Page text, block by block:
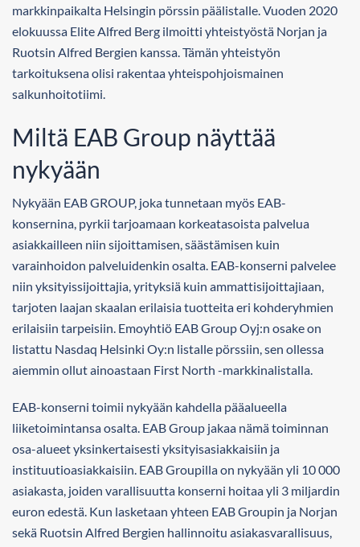
markkinpaikalta Helsingin pörssin päälistalle. Vuoden 2020
elokuussa Elite Alfred Berg ilmoitti yhteistyöstä Norjan ja
Ruotsin Alfred Bergien kanssa. Tämän yhteistyön
tarkoituksena olisi rakentaa yhteispohjoismainen
salkunhoitotiimi.
Miltä EAB Group näyttää
nykyään
Nykyään EAB GROUP, joka tunnetaan myös EAB-
konsernina, pyrkii tarjoamaan korkeatasoista palvelua
asiakkailleen niin sijoittamisen, säästämisen kuin
varainhoidon palveluidenkin osalta. EAB-konserni palvelee
niin yksityissijoittajia, yrityksiä kuin ammattisijoittajiaan,
tarjoten laajan skaalan erilaisia tuotteita eri kohderyhmien
erilaisiin tarpeisiin. Emoyhtiö EAB Group Oyj:n osake on
listattu Nasdaq Helsinki Oy:n listalle pörssiin, sen ollessa
aiemmin ollut ainoastaan First North -markkinalistalla.
EAB-konserni toimii nykyään kahdella pääalueella
liiketoimintansa osalta. EAB Group jakaa nämä toiminnan
osa-alueet yksinkertaisesti yksityisasiakkaisiin ja
instituutioasiakkaisiin. EAB Groupilla on nykyään yli 10 000
asiakasta, joiden varallisuutta konserni hoitaa yli 3 miljardin
euron edestä. Kun lasketaan yhteen EAB Groupin ja Norjan
sekä Ruotsin Alfred Bergien hallinnoitu asiakasvarallisuus,